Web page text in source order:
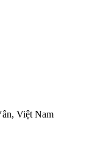
Việt Nam